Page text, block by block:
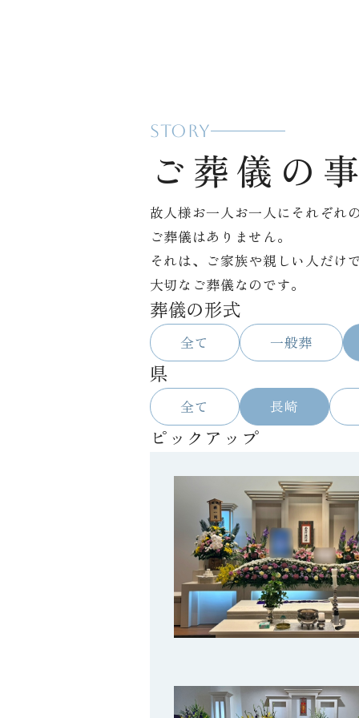
STORY
ご葬儀の
故人様お一人お一人にそれぞれ
ご葬儀はありません。
それは、ご家族や親しい人だけ
大切なご葬儀なのです。
葬儀の形式
全て 一般葬
県
全て 長崎
ピックアップ